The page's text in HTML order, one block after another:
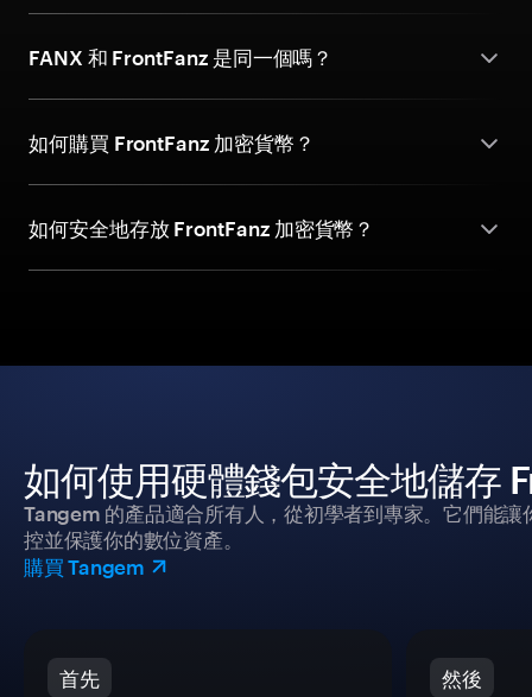
FANX 和 FrontFanz 是同一個嗎？
如何購買 FrontFanz 加密貨幣？
如何安全地存放 FrontFanz 加密貨幣？
如何使用硬體錢包安全地儲存
Tangem 的產品適合所有人，從初學者到專家。它們能
控並保護你的數位資產。
購買 Tangem
首先 然後